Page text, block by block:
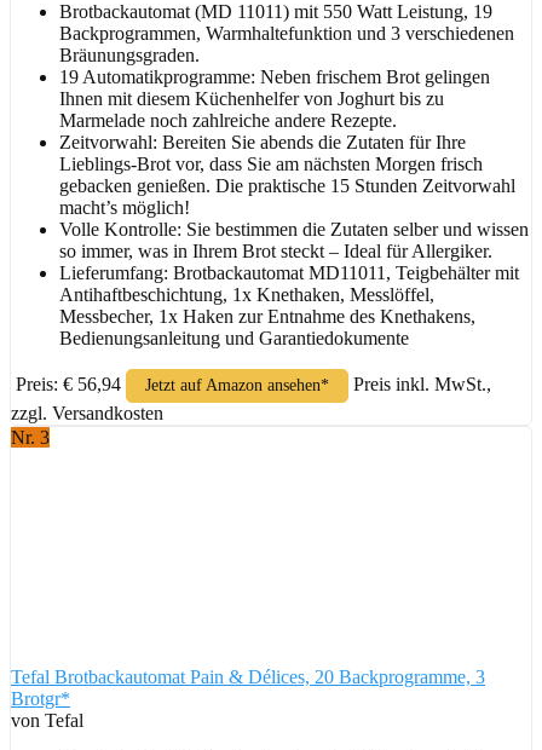
Brotbackautomat (MD 11011) mit 550 Watt Leistung, 19
Backprogrammen, Warmhaltefunktion und 3 verschiedenen
Bräunungsgraden.
19 Automatikprogramme: Neben frischem Brot gelingen
Ihnen mit diesem Küchenhelfer von Joghurt bis zu
Marmelade noch zahlreiche andere Rezepte.
Zeitvorwahl: Bereiten Sie abends die Zutaten für Ihre
Lieblings-Brot vor, dass Sie am nächsten Morgen frisch
gebacken genießen. Die praktische 15 Stunden Zeitvorwahl
macht’s möglich!
Volle Kontrolle: Sie bestimmen die Zutaten selber und wissen
so immer, was in Ihrem Brot steckt – Ideal für Allergiker.
Lieferumfang: ​Brotbackautomat MD11011, Teigbehälter mit
Antihaftbeschichtung, 1x Knethaken, Messlöffel,
Messbecher, 1x Haken zur Entnahme des Knethakens,
Bedienungsanleitung und Garantiedokumente
Preis: € 56,94 Jetzt auf Amazon ansehen*
Preis inkl. MwSt.,
zzgl. Versandkosten
Nr. 3
Tefal Brotbackautomat Pain & Délices, 20 Backprogramme, 3
Brotgr*
von Tefal